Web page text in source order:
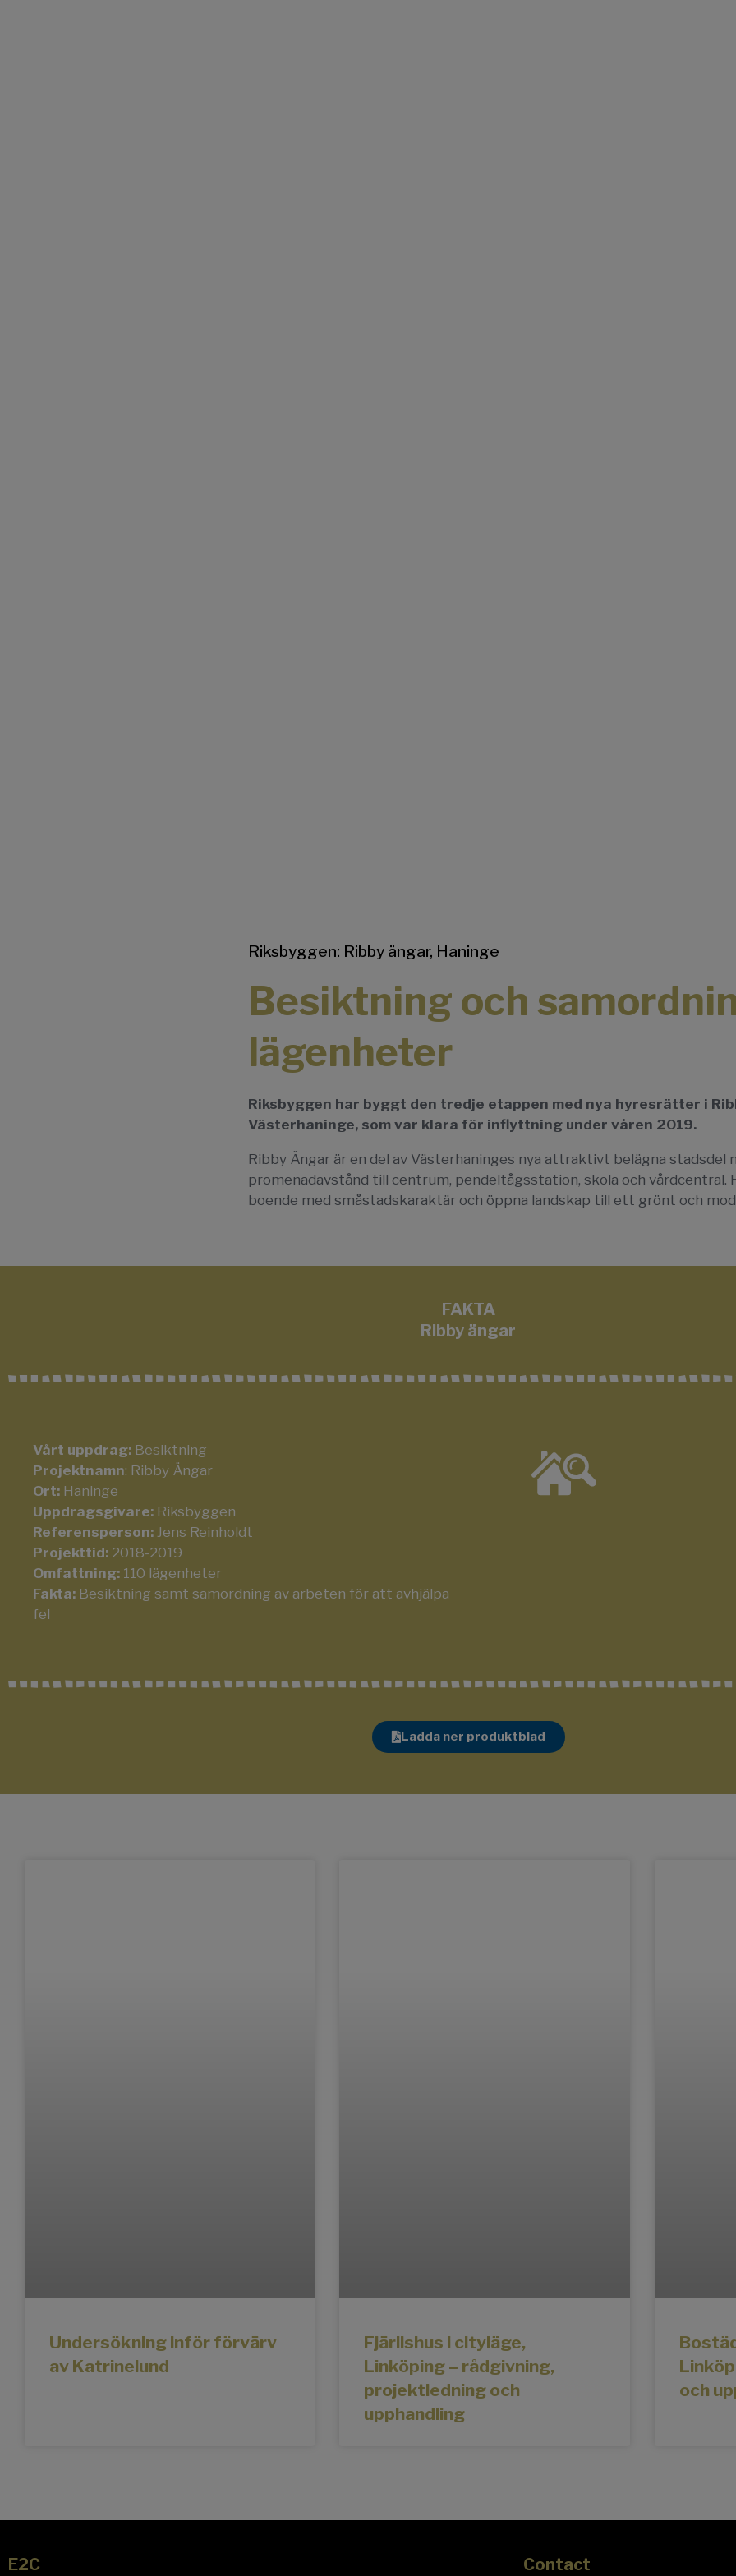
Riksbyggen: Ribby ängar, Haninge
Besiktning och
lägenheter
Riksbyggen har byggt den tredje etappen med nya hyresrätter i
Västerhaninge, som var klara för inflyttning under våren 2019.
Ribby Ängar är en del av Västerhaninges nya attraktivt belägna stadsdel
promenadavstånd till centrum, pendeltågsstation, skola och vårdcentral.
boende med småstadskaraktär och öppna landskap till ett grönt och
FAKTA
Ribby ängar
Vårt uppdrag: Besiktning
Projektnamn: Ribby Ängar
Ort: Haninge
Uppdragsgivare: Riksbyggen
Referensperson: Jens Reinholdt
Projekttid: 2018-2019
Omfattning: 110 lägenheter
Fakta: Besiktning samt samordning av arbeten för att avhjälpa
fel
Ladda ner produktblad
Undersökning inför förvärv
av Katrinelund
Fjärilshus i cityläge,
Linköping – rådgivning,
projektledning och
upphandling
och
E2C Contact